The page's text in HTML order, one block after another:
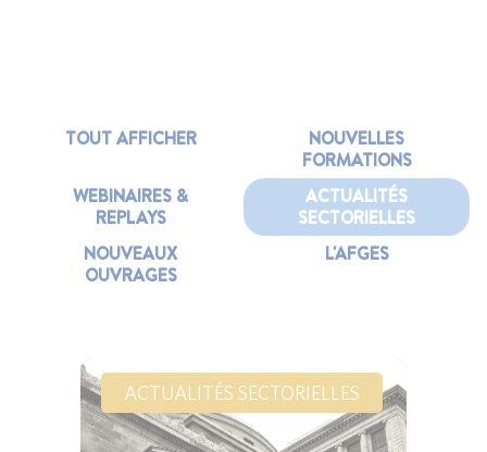
TOUT AFFICHER
NOUVELLES
FORMATIONS
WEBINAIRES &
REPLAYS
ACTUALITÉS
SECTORIELLES
NOUVEAUX
OUVRAGES
L'AFGES
ACTUALITÉS SECTORIELLES